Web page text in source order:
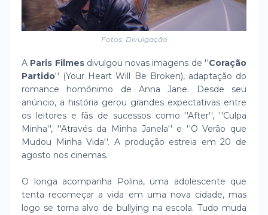
Fotos: Divulgação
A Paris Filmesdivulgou novas imagens de ''Coração
Partido'' (Your Heart Will Be Broken), adaptação do
romance homônimo de Anna Jane. Desde seu
anúncio, a história gerou grandes expectativas entre
os leitores e fãs de sucessos como ''After'', ''Culpa
Minha'', ''Através da Minha Janela'' e ''O Verão que
Mudou Minha Vida''. A produção estreia em 20 de
agosto nos cinemas.
O longa acompanha Polina, uma adolescente que
tenta recomeçar a vida em uma nova cidade, mas
logo se torna alvo de bullying na escola. Tudo muda